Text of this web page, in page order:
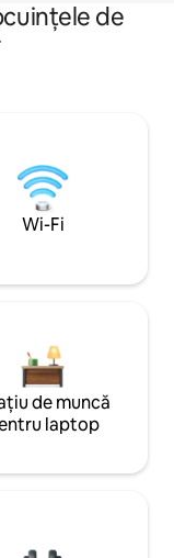
de
Wi-Fi
de muncă
laptop